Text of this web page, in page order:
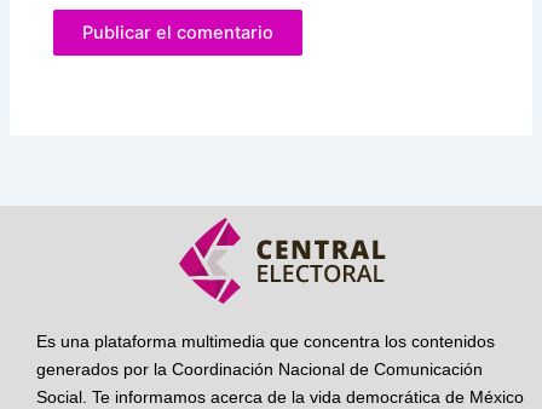
Es una plataforma multimedia que concentra los contenidos
generados por la Coordinación Nacional de Comunicación
Social. Te informamos acerca de la vida democrática de México